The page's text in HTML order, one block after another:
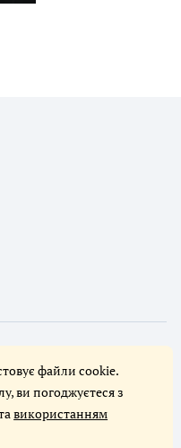
матеріалів сайту,
допускаються лише за
охорони праці
файли cookie.
ви погоджуєтеся з
використанням